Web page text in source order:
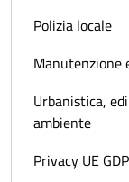
Polizia locale
Manutenzione
Urbanistica,
ambiente
Privacy UE